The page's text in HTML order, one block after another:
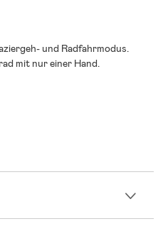
und Radfahrmodus.
mit nur einer Hand.
werden.
und ein Insektennetz.